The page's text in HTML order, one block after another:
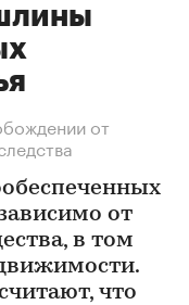
от
от
в том
что